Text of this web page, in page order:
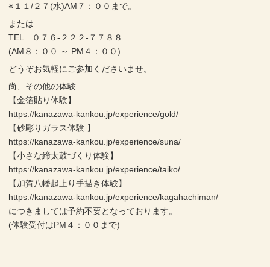
※１１/２７(水)AM７：００まで。
または
TEL ０７６-２２２-７７８８
(AM８：００ ～ PM４：００)
どうぞお気軽にご参加くださいませ。
尚、その他の体験
【金箔貼り体験】
https://kanazawa-kankou.jp/experience/gold/
【砂彫りガラス体験 】
https://kanazawa-kankou.jp/experience/suna/
【小さな締太鼓づくり体験】
https://kanazawa-kankou.jp/experience/taiko/
【加賀八幡起上り手描き体験】
https://kanazawa-kankou.jp/experience/kagahachiman/
につきましては予約不要となっております。
(体験受付はPM４：００まで)